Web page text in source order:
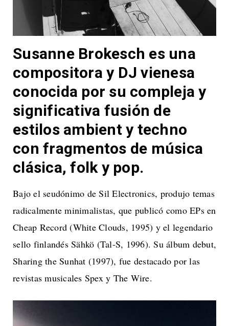
Susanne Brokesch es una
compositora y DJ vienesa
conocida por su compleja y
significativa fusión de
estilos ambient y techno
con fragmentos de música
clásica, folk y pop.
Bajo el seudónimo de Sil Electronics, produjo temas
radicalmente minimalistas, que publicó como EPs en
Cheap Record (White Clouds, 1995) y el legendario
sello finlandés Sähkö (Tal-S, 1996). Su álbum debut,
Sharing the Sunhat (1997), fue destacado por las
revistas musicales Spex y The Wire.